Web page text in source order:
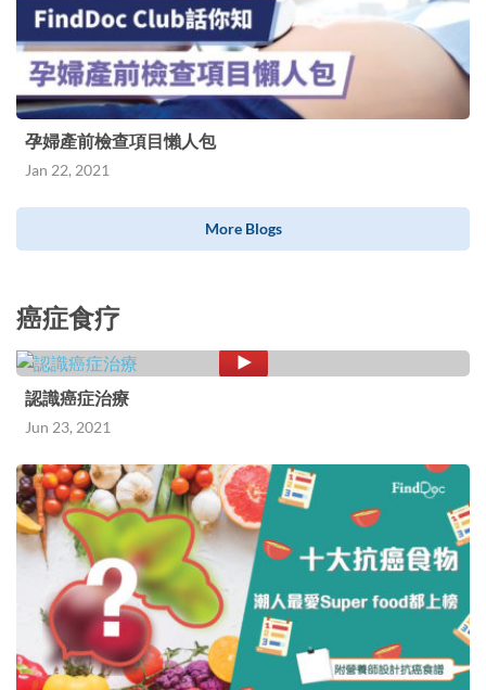
孕婦產前檢查項目懶人包
Jan 22, 2021
More Blogs
癌症食疗
認識癌症治療
Jun 23, 2021